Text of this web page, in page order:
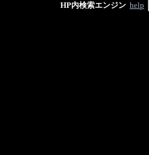
HP内検索エンジン help